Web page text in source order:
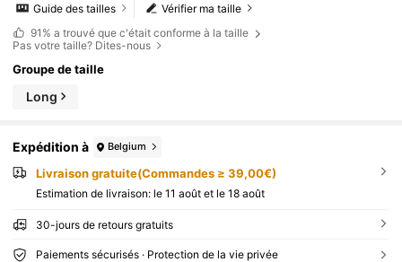
Vérifier ma taille
Guide des tailles
91% a trouvé que c'était conforme à la taille
Pas votre taille? Dites-nous
Groupe de taille
Long
Expédition à Belgium
Livraison gratuite(Commandes ≥ 39,00€)
Estimation de livraison: le 11 août et le 18 août
30-jours de retours gratuits
Paiements sécurisés · Protection de la vie privée